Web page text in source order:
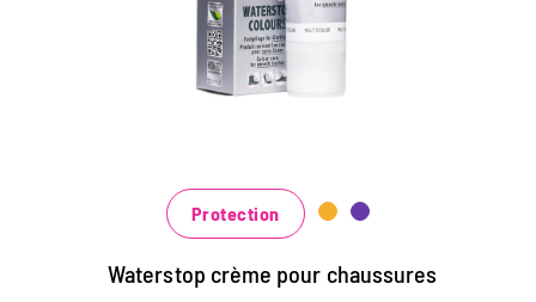
Maintient tous les matériaux de cuir lisse et
de haute technologie avec effet
d'imprégnation
bleu, vert et rouge
Protection
Waterstop crème pour chaussures